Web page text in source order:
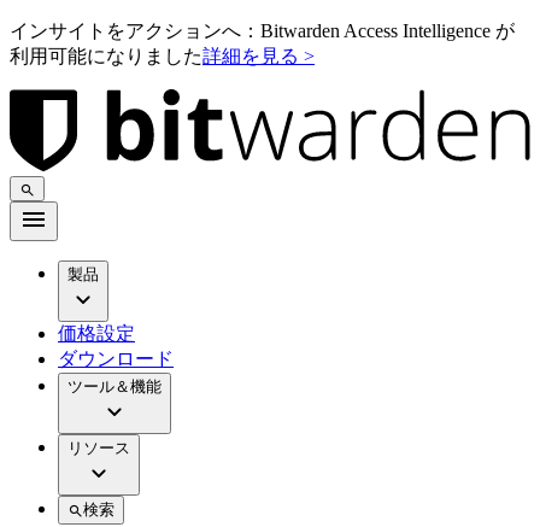
インサイトをアクションへ：Bitwarden Access Intelligence が
利用可能になりました詳細を見る >
製品
価格設定
ダウンロード
ツール＆機能
リソース
検索